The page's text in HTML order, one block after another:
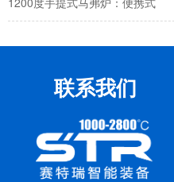
1700度高温烧结炉：1700度高
STR-HTR1600-T耐火材料高温
联系我们